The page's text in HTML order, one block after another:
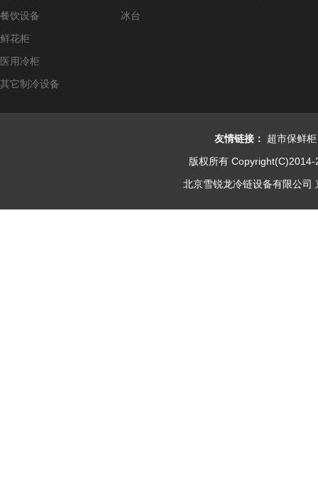
餐饮设备
鲜花柜
医用冷柜
其它制冷设备
冰台
友情链接：
超市保鲜柜
版权所有
北京雪锐龙冷链设备有限公司